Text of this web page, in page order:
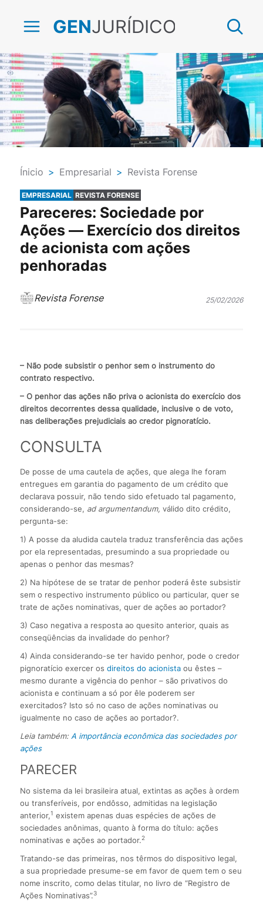
GENJURÍDICO
Ínicio > Empresarial > Revista Forense
EMPRESARIAL REVISTA FORENSE
Pareceres: Sociedade por
Ações — Exercício dos direitos
de acionista com ações
penhoradas
Revista Forense 25/02/2026
– Não pode subsistir o penhor sem o instrumento do
contrato respectivo.
– O penhor das ações não priva o acionista do exercício dos
direitos decorrentes dessa qualidade, inclusive o de voto,
nas deliberações prejudiciais ao credor pignoratício.
CONSULTA
De posse de uma cautela de ações, que alega lhe foram
entregues em garantia do pagamento de um crédito que
declarava possuir, não tendo sido efetuado tal pagamento,
considerando-se, ad argumentandum, válido dito crédito,
pergunta-se:
1) A posse da aludida cautela traduz transferência das ações
por ela representadas, presumindo a sua propriedade ou
apenas o penhor das mesmas?
2) Na hipótese de se tratar de penhor poderá êste subsistir
sem o respectivo instrumento público ou particular, quer se
trate de ações nominativas, quer de ações ao portador?
3) Caso negativa a resposta ao quesito anterior, quais as
conseqüências da invalidade do penhor?
4) Ainda considerando-se ter havido penhor, pode o credor
pignoratício exercer os direitos do acionistaou êstes –
mesmo durante a vigência do penhor – são privativos do
acionista e continuam a só por êle poderem ser
exercitados? Isto só no caso de ações nominativas ou
igualmente no caso de ações ao portador?.
Leia também: A importância econômica das sociedades por
ações
PARECER
No sistema da lei brasileira atual, extintas as ações à ordem
ou transferíveis, por endôsso, admitidas na legislação
anterior,1 existem apenas duas espécies de ações de
sociedades anônimas, quanto à forma do título: ações
nominativas e ações ao portador.2
Tratando-se das primeiras, nos têrmos do dispositivo legal,
a sua propriedade presume-se em favor de quem tem o seu
nome inscrito, como delas titular, no livro de “Registro de
Ações Nominativas”.3